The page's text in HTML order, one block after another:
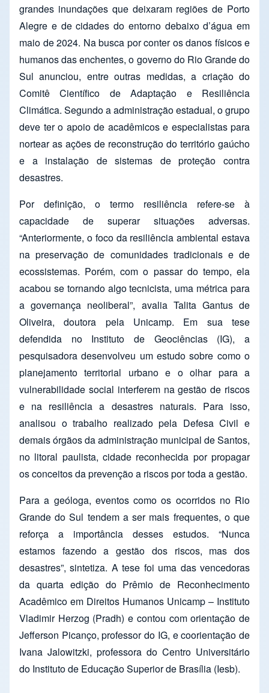
grandes inundações que deixaram regiões de Porto
Alegre e de cidades do entorno debaixo d’água em
maio de 2024. Na busca por conter os danos físicos e
humanos das enchentes, o governo do Rio Grande do
Sul anunciou, entre outras medidas, a criação do
Comitê Científico de Adaptação e Resiliência
Climática. Segundo a administração estadual, o grupo
deve ter o apoio de acadêmicos e especialistas para
nortear as ações de reconstrução do território gaúcho
e a instalação de sistemas de proteção contra
desastres.
Por definição, o termo resiliência refere-se à
capacidade de superar situações adversas.
“Anteriormente, o foco da resiliência ambiental estava
na preservação de comunidades tradicionais e de
ecossistemas. Porém, com o passar do tempo, ela
acabou se tornando algo tecnicista, uma métrica para
a governança neoliberal”, avalia Talita Gantus de
Oliveira, doutora pela Unicamp. Em sua tese
defendida no Instituto de Geociências (IG), a
pesquisadora desenvolveu um estudo sobre como o
planejamento territorial urbano e o olhar para a
vulnerabilidade social interferem na gestão de riscos
e na resiliência a desastres naturais. Para isso,
analisou o trabalho realizado pela Defesa Civil e
demais órgãos da administração municipal de Santos,
no litoral paulista, cidade reconhecida por propagar
os conceitos da prevenção a riscos por toda a gestão.
Para a geóloga, eventos como os ocorridos no Rio
Grande do Sul tendem a ser mais frequentes, o que
reforça a importância desses estudos. “Nunca
estamos fazendo a gestão dos riscos, mas dos
desastres”, sintetiza. A tese foi uma das vencedoras
da quarta edição do Prêmio de Reconhecimento
Acadêmico em Direitos Humanos Unicamp – Instituto
Vladimir Herzog (Pradh) e contou com orientação de
Jefferson Picanço, professor do IG, e coorientação de
Ivana Jalowitzki, professora do Centro Universitário
do Instituto de Educação Superior de Brasília (Iesb).